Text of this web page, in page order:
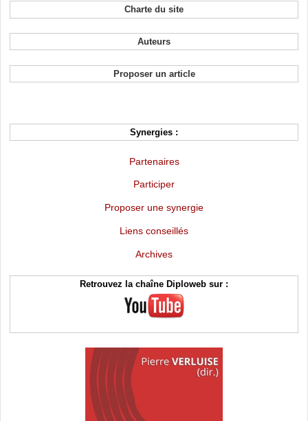
Charte du site
Auteurs
Proposer un article
Synergies :
Partenaires
Participer
Proposer une synergie
Liens conseillés
Archives
Retrouvez la chaîne Diploweb sur :